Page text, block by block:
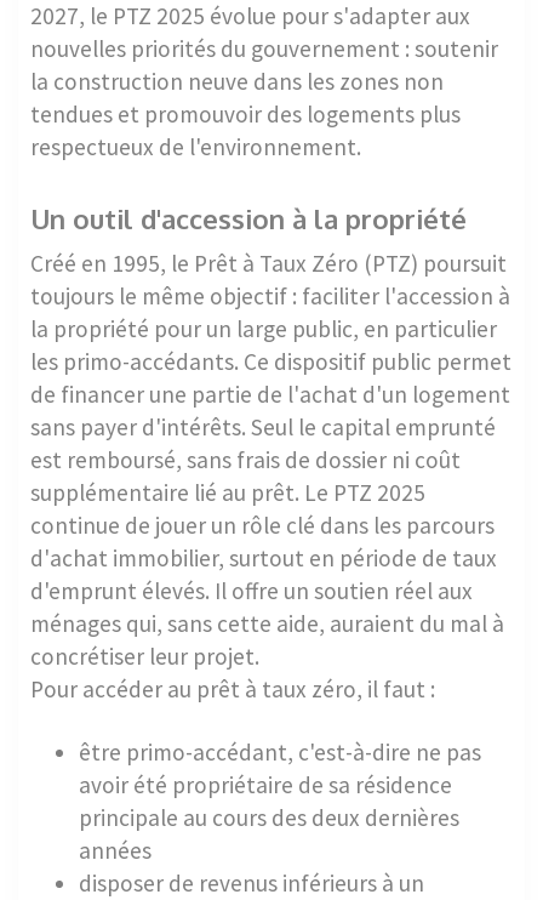
2027, le PTZ 2025 évolue pour s'adapter aux
nouvelles priorités du gouvernement : soutenir
la construction neuve dans les zones non
tendues et promouvoir des logements plus
respectueux de l'environnement.
Un outil d'accession à la propriété
Créé en 1995, le Prêt à Taux Zéro (PTZ) poursuit
toujours le même objectif : faciliter l'accession à
la propriété pour un large public, en particulier
les primo-accédants. Ce dispositif public permet
de financer une partie de l'achat d'un logement
sans payer d'intérêts. Seul le capital emprunté
est remboursé, sans frais de dossier ni coût
supplémentaire lié au prêt. Le PTZ 2025
continue de jouer un rôle clé dans les parcours
d'achat immobilier, surtout en période de taux
d'emprunt élevés. Il offre un soutien réel aux
ménages qui, sans cette aide, auraient du mal à
concrétiser leur projet.
Pour accéder au prêt à taux zéro, il faut :
être primo-accédant, c'est-à-dire ne pas
avoir été propriétaire de sa résidence
principale au cours des deux dernières
années
disposer de revenus inférieurs à un